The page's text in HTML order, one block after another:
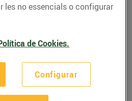
de
alvocat,
les no essencials o configurar
de Cookies.
Configurar